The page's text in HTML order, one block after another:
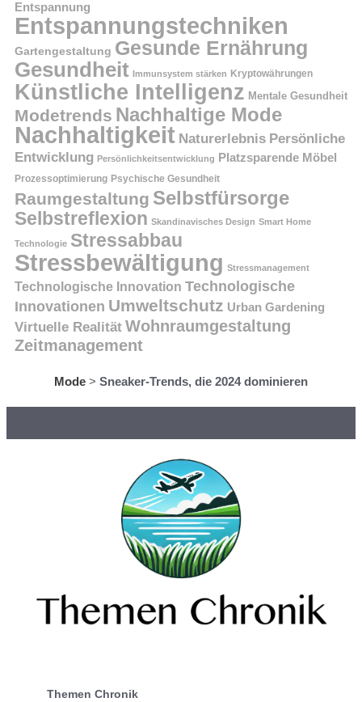
Entspannung
Entspannungstechniken
Gartengestaltung Gesunde Ernährung
Gesundheit Immunsystem stärken Kryptowährungen
Künstliche Intelligenz Mentale Gesundheit
Modetrends Nachhaltige Mode
Nachhaltigkeit Naturerlebnis Persönliche
Entwicklung Persönlichkeitsentwicklung Platzsparende Möbel
Prozessoptimierung Psychische Gesundheit
Raumgestaltung Selbstfürsorge
Selbstreflexion Skandinavisches Design Smart Home
Technologie Stressabbau
Stressbewältigung Stressmanagement
Technologische Innovation Technologische
Innovationen Umweltschutz Urban Gardening
Virtuelle Realität Wohnraumgestaltung
Zeitmanagement
Mode > Sneaker-Trends, die 2024 dominieren
Themen Chronik